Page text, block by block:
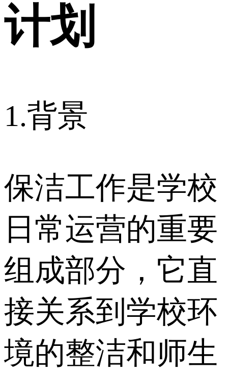
计划
1.背景
保洁工作是学校
日常运营的重要
组成部分，它直
接关系到学校环
境的整洁和师生